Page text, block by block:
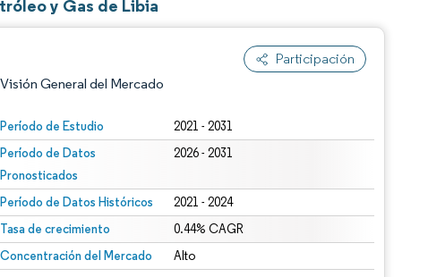
y Gas de Libia
Participación
Visión General del Mercado
Período de Estudio 2021 - 2031
Período de Datos
Pronosticados
2026 - 2031
Período de Datos Históricos 2021 - 2024
Tasa de crecimiento 0.44% CAGR
Concentración del Mercado Alto
según CC BY 4.0.